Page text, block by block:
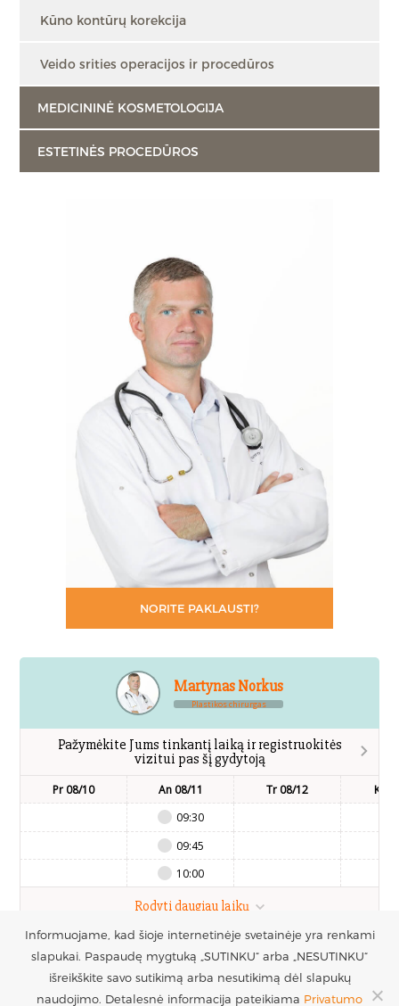
Kūno kontūrų korekcija
Veido srities operacijos ir procedūros
MEDICININĖ KOSMETOLOGIJA
ESTETINĖS PROCEDŪROS
NORITE PAKLAUSTI?
Martynas Norkus
Plastikos chirurgas
Pažymėkite Jums tinkantį laiką ir registruokitės
vizitui pas šį gydytoją
Pr 08/10
An 08/11
09:30
09:45
10:00
Tr 08/12 Kt
Rodyti daugiau laikų
Registruotis vizitui
UAB Estetinės
chirurgijos centras +370 686 33217
Informuojame, kad šioje internetinėje svetainėje yra renkami
slapukai. Paspaudę mygtuką „SUTINKU“ arba „NESUTINKU“
išreikškite savo sutikimą arba nesutikimą dėl slapukų
naudojimo. Detalesnė informacija pateikiama Privatumo